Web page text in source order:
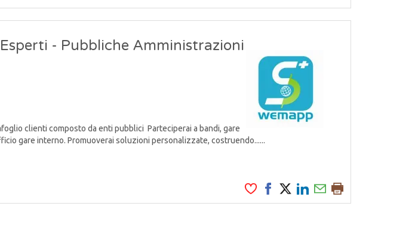
- Pubbliche Amministrazioni
clienti composto da enti pubblici Parteciperai a bandi, gare
gare interno. Promuoverai soluzioni personalizzate, costruendo......